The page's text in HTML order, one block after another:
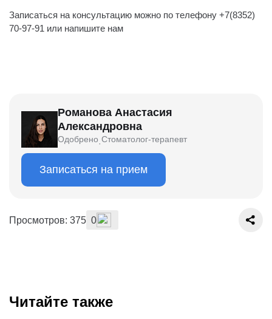
Записаться на консультацию можно по телефону +7(8352)
70-97-91 или напишите нам
Романова Анастасия
Александровна
Одобрено·Стоматолог-терапевт
Записаться на прием
Просмотров: 375 0
Читайте также